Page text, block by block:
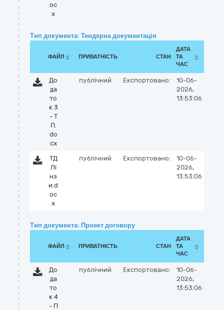
oc
x
Тип документа: Тендерна документація
ФАЙЛ ПРИВАТНІСТЬ СТАН
ДАТА
ТА
ЧАС
До
да
то
к 3
- Т
П.
do
cx
публічний Експортовано:
10-06-
2026,
13:53:06
ТД
Лі
нз
и.d
oc
x
публічний Експортовано:
10-06-
2026,
13:53:06
Тип документа: Проект договору
ФАЙЛ ПРИВАТНІСТЬ СТАН
ДАТА
ТА
ЧАС
До
да
то
к 4
- П
публічний Експортовано:
10-06-
2026,
13:53:06